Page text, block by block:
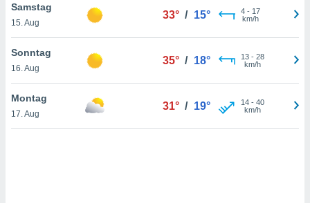
Samstag
15. Aug
33° / 15° 4- 17
km/h
Sonntag
16. Aug
35° / 18° 13- 28
km/h
Montag
17. Aug
31° / 19° 14- 40
km/h